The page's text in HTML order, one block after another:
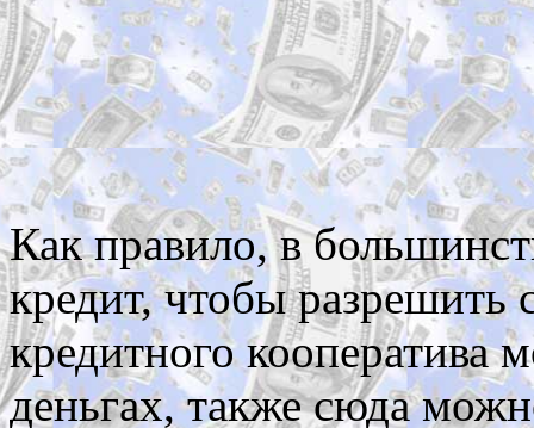
Как правило, в
кредит, чтобы
кредитного кооператива
деньгах, также сюда